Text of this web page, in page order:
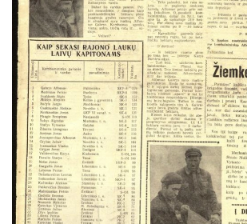
1972
1971
1970
1969
1968
1967
1966